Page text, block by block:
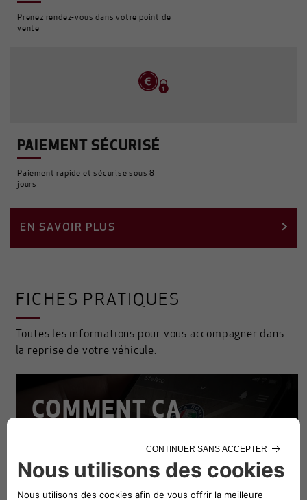
Prenez rendez-vous dans votre point de
vente
PAIEMENT SÉCURISÉ
Paiement rapide et sécurisé sous 8
jours
EN SAVOIR PLUS
FICHES PRATIQUES
Toutes les informations pour vous accompagner dans
la reprise de votre véhicule.
COMMENT ÇA
LES DIFFÉRENTES ÉTAPES POUR ESTIMER MA
VOITURE